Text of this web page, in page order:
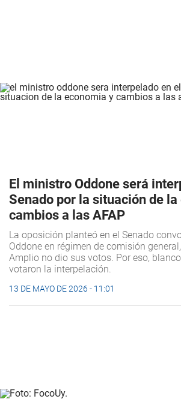
El ministro Oddone será
Senado por la situación de
cambios a las AFAP
La oposición planteó en el Senado
Oddone en régimen de comisión
Amplio no dio sus votos. Por eso,
votaron la interpelación.
13 DE MAYO DE 2026 - 11:01